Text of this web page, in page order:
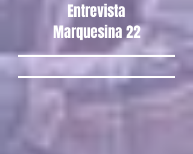
Entrevista
Marquesina 22